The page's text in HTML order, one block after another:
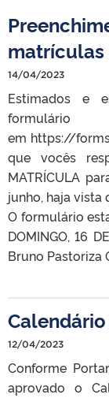
TELEFONES
14/04/2023
Estimados e
em https://
que vocês
MATRÍCULA
junho, haja vista
O formulário
DOMINGO, 16
Bruno Pastoriza
12/04/2023
Conforme
aprovado o